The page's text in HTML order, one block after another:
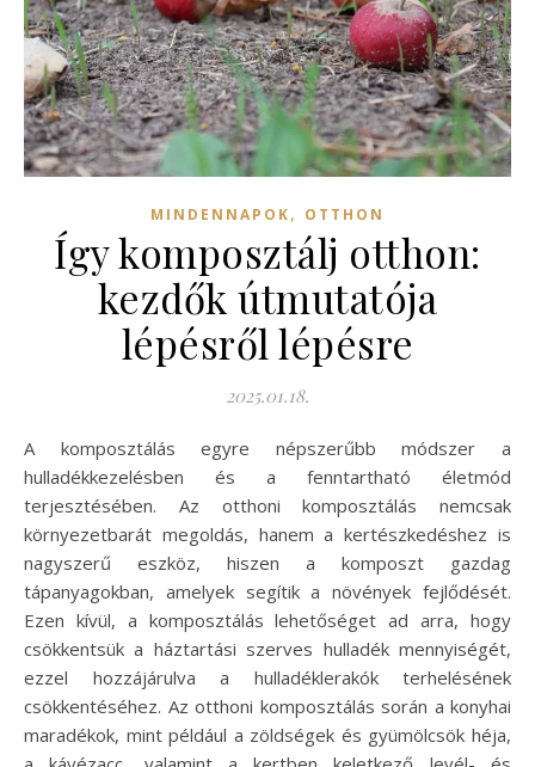
MINDENNAPOK, OTTHON
Így komposztálj otthon:
kezdők útmutatója
lépésről lépésre
2025.01.18.
A komposztálás egyre népszerűbb módszer a
hulladékkezelésben és a fenntartható életmód
terjesztésében. Az otthoni komposztálás nemcsak
környezetbarát megoldás, hanem a kertészkedéshez is
nagyszerű eszköz, hiszen a komposzt gazdag
tápanyagokban, amelyek segítik a növények fejlődését.
Ezen kívül, a komposztálás lehetőséget ad arra, hogy
csökkentsük a háztartási szerves hulladék mennyiségét,
ezzel hozzájárulva a hulladéklerakók terhelésének
csökkentéséhez. Az otthoni komposztálás során a konyhai
maradékok, mint például a zöldségek és gyümölcsök héja,